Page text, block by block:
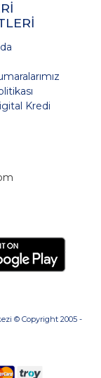
Kredi
© Copyright 2005 -